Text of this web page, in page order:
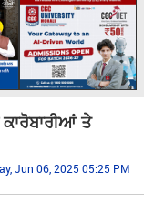
ਤੇ
Jun 06, 2025 05:25 PM